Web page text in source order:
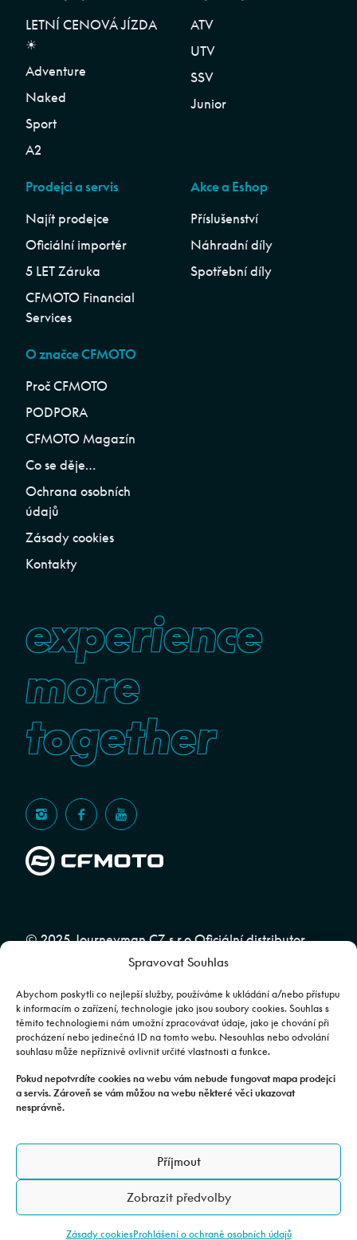
Spravovat Souhlas
Abychom poskytli co nejlepší služby, používáme k ukládání a/nebo přístupu
k informacím o zařízení, technologie jako jsou soubory cookies. Souhlas s
těmito technologiemi nám umožní zpracovávat údaje, jako je chování při
procházení nebo jedinečná ID na tomto webu. Nesouhlas nebo odvolání
souhlasu může nepříznivě ovlivnit určité vlastnosti a funkce.
Pokud nepotvrdíte cookies na webu vám nebude fungovat mapa prodejci
a servis. Zároveň se vám můžou na webu některé věci ukazovat
nesprávně.
Příjmout
Zobrazit předvolby
Zásady cookiesProhlášení o ochraně osobních údajů
LETNÍ CENOVÁ JÍZDA
☀︎
Adventure
Naked
Sport
A2
ATV
UTV
SSV
Junior
Prodejci a servis
Najít prodejce
Oficiální importér
5 LET Záruka
CFMOTO Financial
Services
Akce a Eshop
Příslušenství
Náhradní díly
Spotřební díly
O značce CFMOTO
Proč CFMOTO
PODPORA
CFMOTO Magazín
Co se děje…
Ochrana osobních
údajů
Zásady cookies
Kontakty
experience
more
together
© 2025 Journeyman CZ s.r.o Oficiální distributor
značky CFMOTO pro ČR a SR | Web spravuje
Team
Fotografie mají pouze ilustrativní charakter. Výbava, barevné
kombinace apod. se mohou lišit. Pro upřesnění kontaktujte svého
prodejce. | Veškeré zobrazené informace mají pouze informativní
charakter a nejsou nabídkou ve smyslu ustanovení §1732 odst. 2
zákona č. 89/2012 Sb., občanského zákoníku.
JOURNEYMAN CZ s.r.o. | Podjavorinské 1606/16, Chodov, 149 00
Praha 4 | IČO: 24843920, DIČ: CZ24843920 | Spisová značka: C
Adresa provozovny: Všechromy 75, 25163 Stránčice.